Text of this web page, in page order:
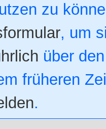
zu
, um
über
früheren
.